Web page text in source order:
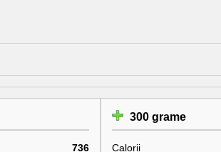
736
300 grame
Calorii